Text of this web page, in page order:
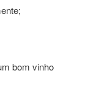
bom vinho